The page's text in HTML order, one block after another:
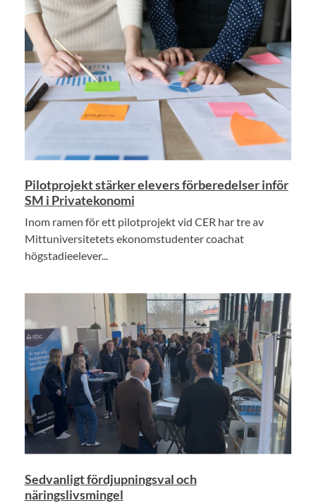
Pilotprojekt stärker elevers förberedelser inför
SM i Privatekonomi
Inom ramen för ett pilotprojekt vid CER har tre av
Mittuniversitetets ekonomstudenter coachat
högstadieelever...
Sedvanligt fördjupningsval och
näringslivsmingel